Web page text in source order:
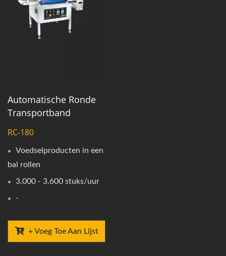
Automatische Ronde
Transportband
RC-180
Voedselproducten in een
bal rollen
3.000 - 3.600 stuks/uur
-
+ Voeg Toe Aan Lijst